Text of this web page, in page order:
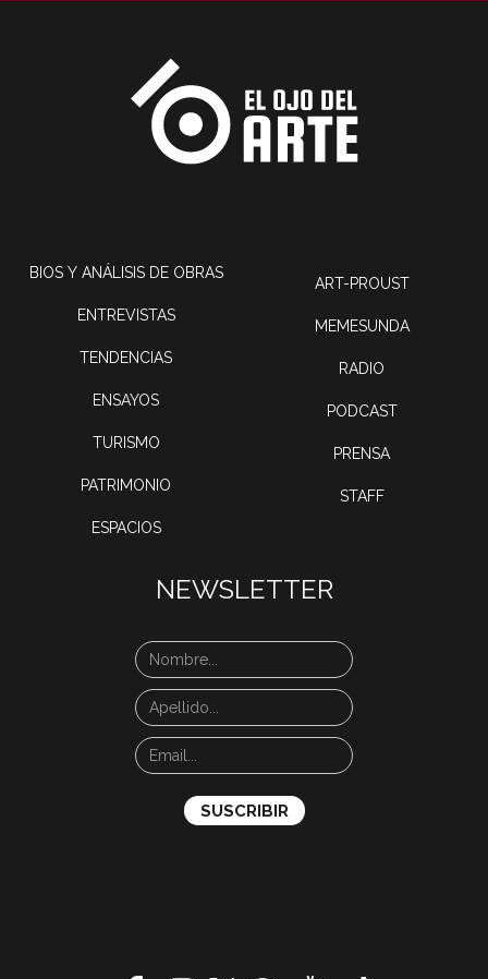
BIOS Y ANÁLISIS DE OBRAS
ENTREVISTAS
TENDENCIAS
ENSAYOS
TURISMO
PATRIMONIO
ESPACIOS
ART-PROUST
MEMESUNDA
RADIO
PODCAST
PRENSA
STAFF
NEWSLETTER